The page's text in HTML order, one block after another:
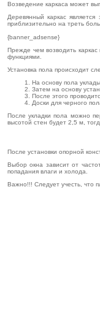
Возведение каркаса может
Деревянный каркас
приблизительно на треть
{banner_adsense}
Прежде чем возводить
функциями.
Установка пола происходит
На основу пола
Затем на основу
После этого
Доски для черного
После укладки пола можно
высотой стен будет 2,5 м,
После установки опорной
Выбор окна зависит от
попадания влаги и холода.
Важно!!! Следует учесть, что